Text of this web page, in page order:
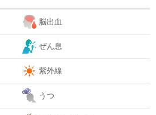
脳出血
ぜん息
紫外線
うつ